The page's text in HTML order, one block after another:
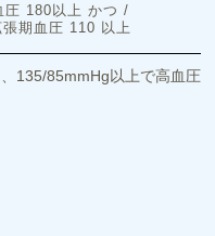
圧 180以上 かつ /
張期血圧 110 以上
135/85mmHg以上で高血圧